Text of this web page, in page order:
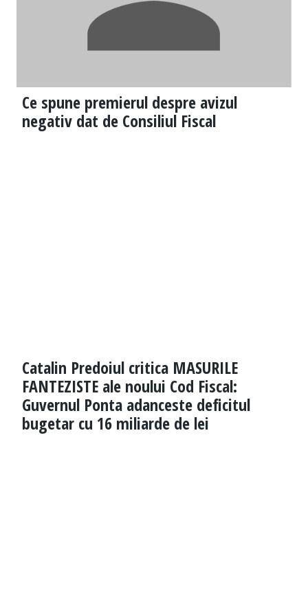
Ce spune premierul despre avizul
negativ dat de Consiliul Fiscal
Catalin Predoiul critica MASURILE
FANTEZISTE ale noului Cod Fiscal:
Guvernul Ponta adanceste deficitul
bugetar cu 16 miliarde de lei